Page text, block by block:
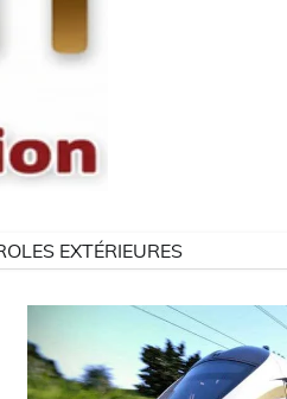
EXTÉRIEURES